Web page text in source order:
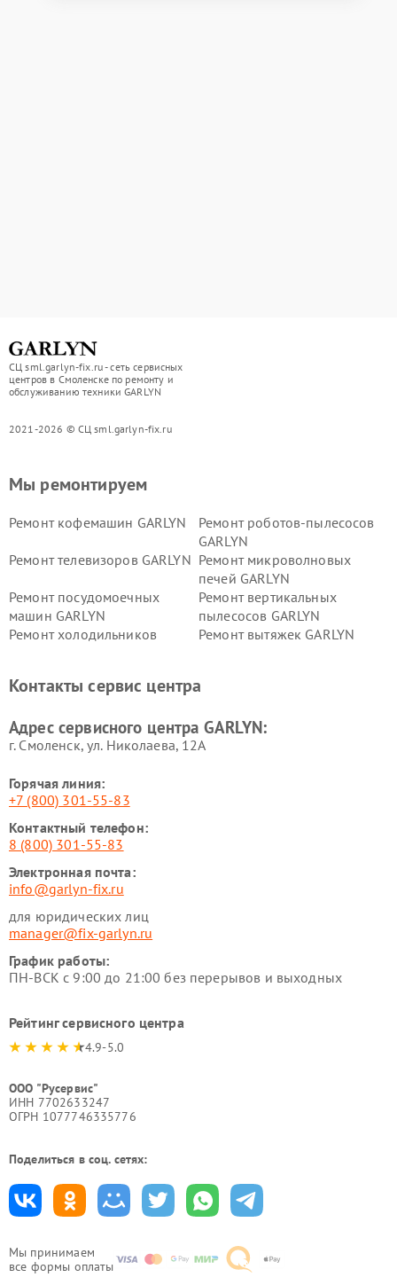
СЦ sml.garlyn-fix.ru - сеть сервисных
центров в Смоленске по ремонту и
обслуживанию техники GARLYN
2021-2026 © СЦ sml.garlyn-fix.ru
Мы принимаем
все формы оплаты
Мы ремонтируем
Ремонт кофемашин GARLYN
Ремонт роботов-пылесосов
GARLYN
Ремонт телевизоров GARLYN Ремонт микроволновых
печей GARLYN
Ремонт посудомоечных
машин GARLYN
Ремонт вертикальных
пылесосов GARLYN
Ремонт холодильников
Ремонт вытяжек GARLYN
стеклоочистителей GARLYN
GARLYN
GARLYN
Контакты сервис центра
Адрес сервисного центра GARLYN:
г. Смоленск, ул. Николаева, 12А
Горячая линия:
+7 (800) 301-55-83
Контактный телефон:
8 (800) 301-55-83
Электронная почта:
info@garlyn-fix.ru
для юридических лиц
manager@fix-garlyn.ru
График работы:
ПН-ВСК с 9:00 до 21:00 без перерывов и выходных
Рейтинг сервисного центра
4.9-5.0
ООО "Русервис"
ИНН 7702633247
ОГРН 1077746335776
Поделиться в соц. сетях: